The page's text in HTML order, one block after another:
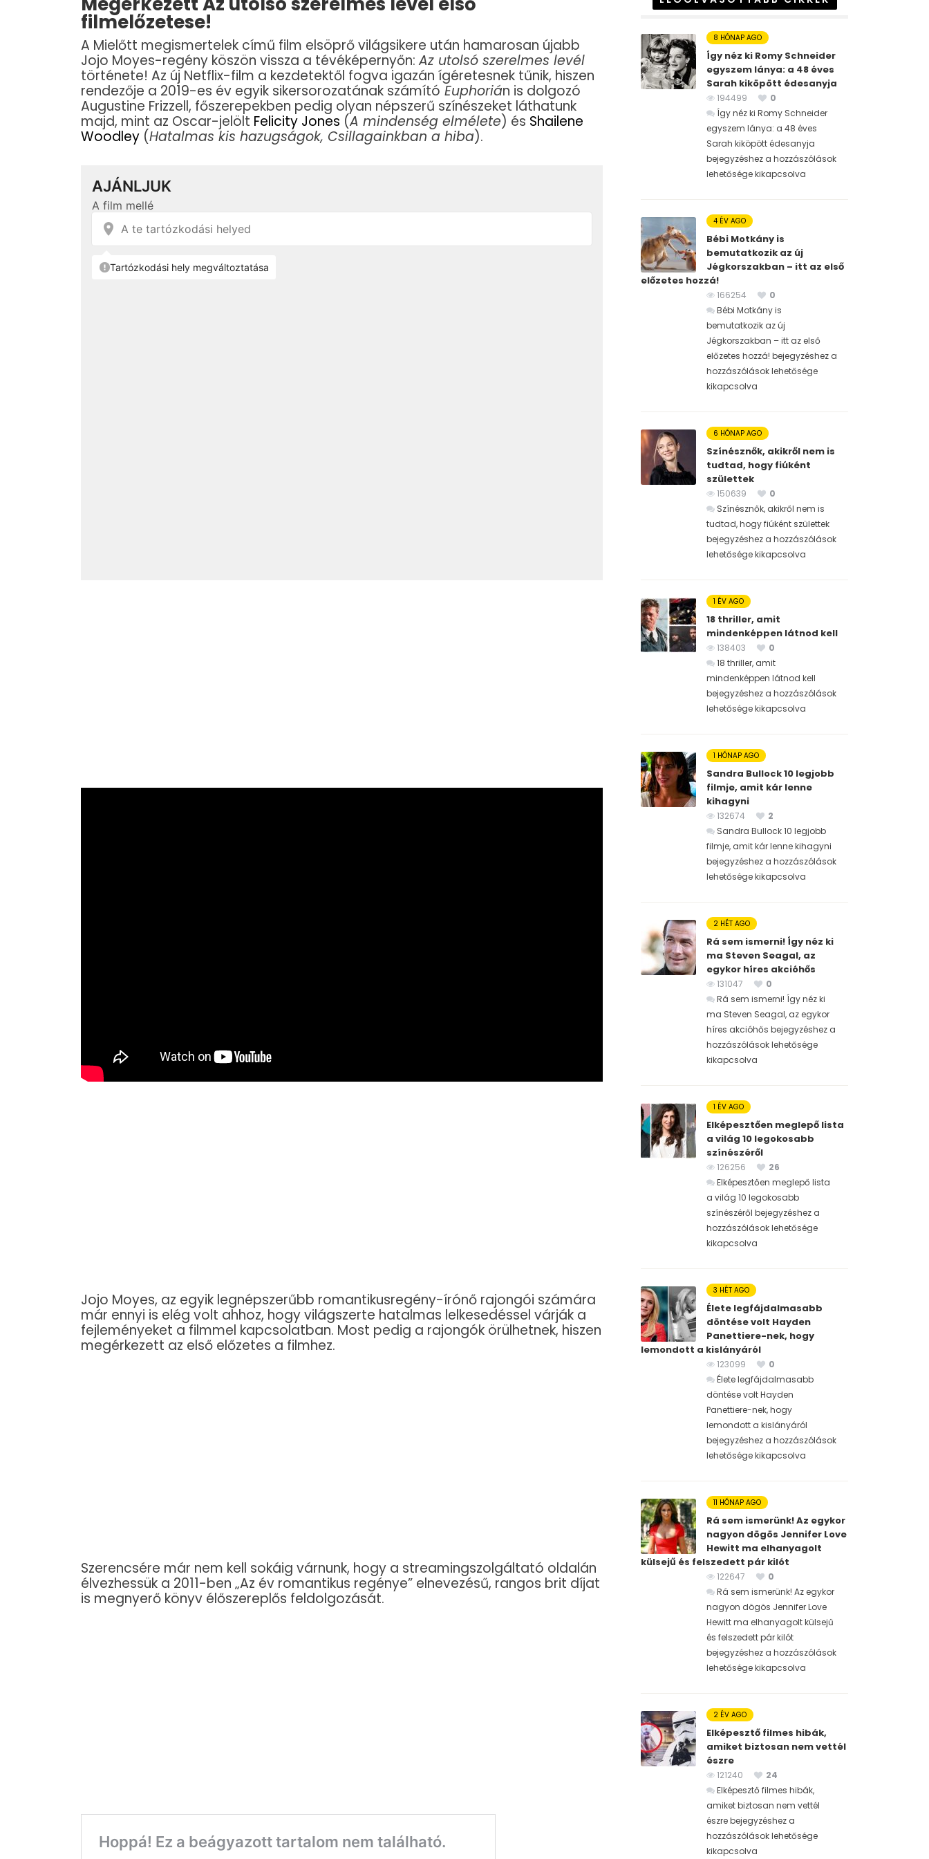
filmelőzetese!
A Mielőtt megismertelek című film elsöprő világsikere után hamarosan újabb
Jojo Moyes-regény köszön vissza a tévéképernyőn: Az utolsó szerelmes levél
története! Az új Netflix-film a kezdetektől fogva igazán ígéretesnek tűnik, hiszen
rendezője a 2019-es év egyik sikersorozatának számító Euphorián is dolgozó
Augustine Frizzell, főszerepekben pedig olyan népszerű színészeket láthatunk
majd, mint az Oscar-jelölt Felicity Jones (A mindenség elmélete) és Shailene
Woodley (Hatalmas kis hazugságok, Csillagainkban a hiba).
Jojo Moyes, az egyik legnépszerűbb romantikusregény-írónő rajongói számára
már ennyi is elég volt ahhoz, hogy világszerte hatalmas lelkesedéssel várják a
fejleményeket a filmmel kapcsolatban. Most pedig a rajongók örülhetnek, hiszen
megérkezett az első előzetes a filmhez.
Szerencsére már nem kell sokáig várnunk, hogy a streamingszolgáltató oldalán
élvezhessük a 2011-ben „Az év romantikus regénye” elnevezésű, rangos brit díjat
is megnyerő könyv élőszereplős feldolgozását.
8 HÓNAP AGO
Így néz ki Romy Schneider
egyszem lánya: a 48 éves
Sarah kiköpött édesanyja
194499
0
Így néz ki Romy Schneider
egyszem lánya: a 48 éves
Sarah kiköpött édesanyja
bejegyzéshez a hozzászólások
lehetősége kikapcsolva
4 ÉV AGO
Bébi Motkány is
bemutatkozik az új
Jégkorszakban – itt az első
előzetes hozzá!
166254
0
Bébi Motkány is
bemutatkozik az új
Jégkorszakban – itt az első
előzetes hozzá! bejegyzéshez a
hozzászólások lehetősége
kikapcsolva
6 HÓNAP AGO
Színésznők, akikről nem is
tudtad, hogy fiúként
születtek
150639
0
Színésznők, akikről nem is
tudtad, hogy fiúként születtek
bejegyzéshez a hozzászólások
lehetősége kikapcsolva
1 ÉV AGO
18 thriller, amit
mindenképpen látnod kell
138403
0
18 thriller, amit
mindenképpen látnod kell
bejegyzéshez a hozzászólások
lehetősége kikapcsolva
1 HÓNAP AGO
Sandra Bullock 10 legjobb
filmje, amit kár lenne
kihagyni
132674
2
Sandra Bullock 10 legjobb
filmje, amit kár lenne kihagyni
bejegyzéshez a hozzászólások
lehetősége kikapcsolva
2 HÉT AGO
Rá sem ismerni! Így néz ki
ma Steven Seagal, az
egykor híres akcióhős
131047
0
Rá sem ismerni! Így néz ki
ma Steven Seagal, az egykor
híres akcióhős bejegyzéshez a
hozzászólások lehetősége
kikapcsolva
1 ÉV AGO
Elképesztően meglepő lista
a világ 10 legokosabb
színészéről
126256
26
Elképesztően meglepő lista
a világ 10 legokosabb
színészéről bejegyzéshez a
hozzászólások lehetősége
kikapcsolva
3 HÉT AGO
Élete legfájdalmasabb
döntése volt Hayden
Panettiere-nek, hogy
lemondott a kislányáról
123099
0
Élete legfájdalmasabb
döntése volt Hayden
Panettiere-nek, hogy
lemondott a kislányáról
bejegyzéshez a hozzászólások
lehetősége kikapcsolva
11 HÓNAP AGO
Rá sem ismerünk! Az egykor
nagyon dögös Jennifer Love
Hewitt ma elhanyagolt
külsejű és felszedett pár kilót
122647
0
Rá sem ismerünk! Az egykor
nagyon dögös Jennifer Love
Hewitt ma elhanyagolt külsejű
és felszedett pár kilót
bejegyzéshez a hozzászólások
lehetősége kikapcsolva
2 ÉV AGO
Elképesztő filmes hibák,
amiket biztosan nem vettél
észre
121240
24
Elképesztő filmes hibák,
amiket biztosan nem vettél
észre bejegyzéshez a
hozzászólások lehetősége
kikapcsolva